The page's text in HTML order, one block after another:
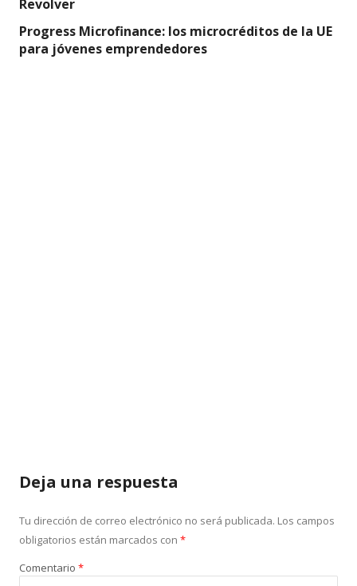
Revolver
Progress Microfinance: los microcréditos de la UE
para jóvenes emprendedores
Deja una respuesta
Tu dirección de correo electrónico no será publicada. Los campos
obligatorios están marcados con *
Comentario *